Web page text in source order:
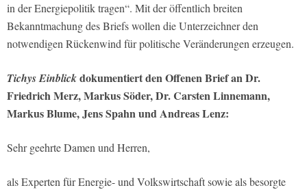
in der Energiepolitik tragen“. Mit der öffentlich breiten
Bekanntmachung des Briefs wollen die Unterzeichner den
notwendigen Rückenwind für politische Veränderungen erzeugen.
Tichys Einblickdokumentiert den Offenen Brief an Dr.
Friedrich Merz, Markus Söder, Dr. Carsten Linnemann,
Markus Blume, Jens Spahn und Andreas Lenz:
Sehr geehrte Damen und Herren,
als Experten für Energie- und Volkswirtschaft sowie als besorgte